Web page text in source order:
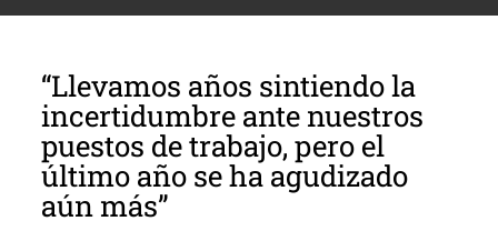
“Llevamos años sintiendo la
incertidumbre ante nuestros
puestos de trabajo, pero el
último año se ha agudizado
aún más”